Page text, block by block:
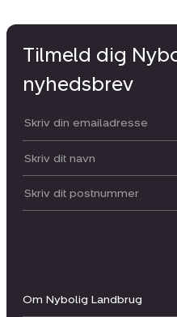
Om Nybolig Landbrug
Tilmeld dig
nyhedsbrev
Din email:
Dit navn:
Postnummer